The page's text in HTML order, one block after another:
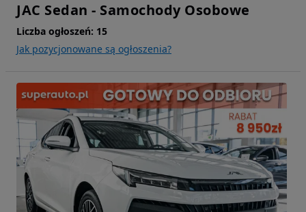
JAC Sedan - Samochody Osobowe
Liczba ogłoszeń: 15
Jak pozycjonowane są ogłoszenia?